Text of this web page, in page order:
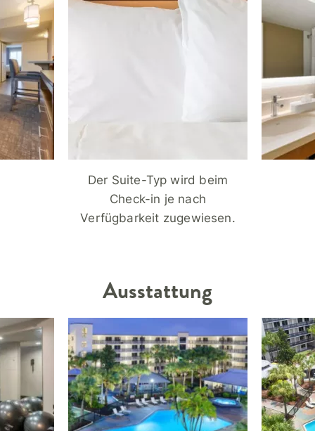
Der Suite-Typ wird beim
Check-in je nach
Verfügbarkeit zugewiesen.
Ausstattung